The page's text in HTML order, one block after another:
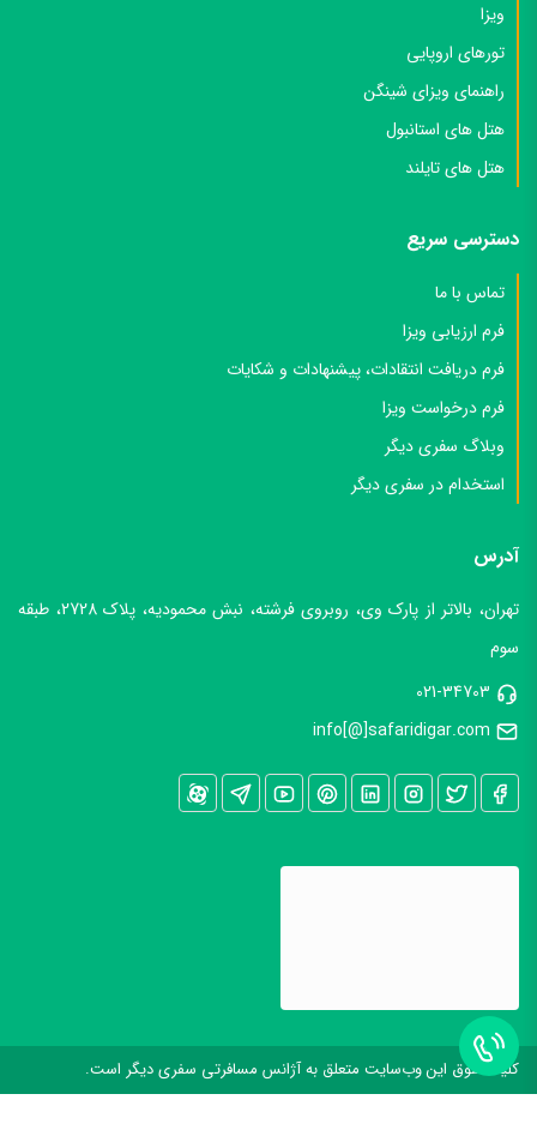
ویزا
تورهای اروپایی
راهنمای ویزای شینگن
هتل های استانبول
هتل های تایلند
دسترسی سریع
تماس با ما
فرم ارزیابی ویزا
فرم دریافت انتقادات، پیشنهادات و شکایات
فرم درخواست ویزا
وبلاگ سفری دیگر
استخدام در سفری دیگر
آدرس
تهران، بالاتر از پارک وی، روبروی فرشته، نبش محمودیه، پلاک 2728، طبقه
سوم
021-34703
info[@]safaridigar.com
کليه حقوق اين وب‌سايت متعلق به آژانس مسافرتی سفری دیگر است.